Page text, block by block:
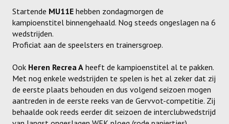
ACTIVITEITEN
JEUGDSTAGE
WINTER WEEKEND
JEUGDDAG
BEACHVOLLEY
Startende MU11E hebben zondagmorgen de
kampioenstitel binnengehaald. Nog steeds ongeslagen na 6
wedstrijden.
Proficiat aan de speelsters en trainersgroep.
Ook Heren Recrea A heeft de kampioenstitel al te pakken.
Met nog enkele wedstrijden te spelen is het al zeker dat zij
de eerste plaats behouden en dus volgend seizoen mogen
aantreden in de eerste reeks van de Gervvot-competitie. Zij
behaalde ook reeds eerder dit seizoen de interclubwedstrijd